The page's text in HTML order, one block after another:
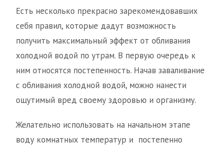
Есть несколько прекрасно зарекомендовавших
себя правил, которые дадут возможность
получить максимальный эффект от обливания
холодной водой по утрам. В первую очередь к
ним относятся постепенность. Начав заваливание
с обливания холодной водой, можно нанести
ощутимый вред своему здоровью и организму.
Желательно использовать на начальном этапе
воду комнатных температур и постепенно